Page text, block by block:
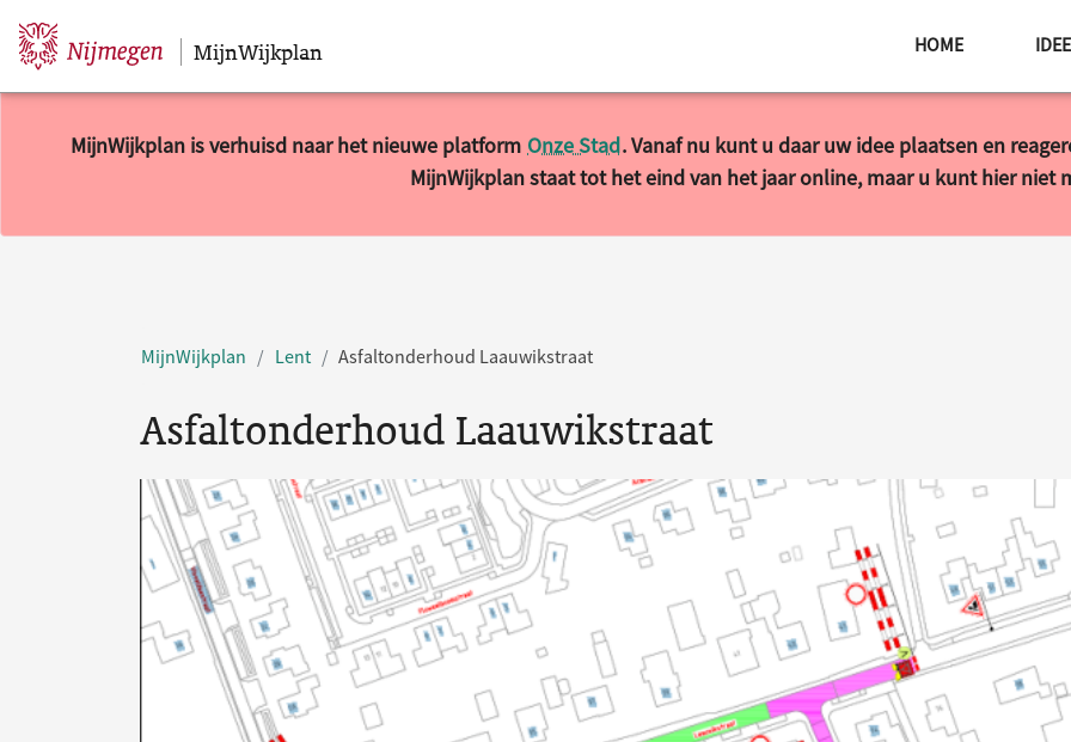
Sla navigatie over MijnWijkplan HOME
MijnWijkplan is verhuisd naar het nieuwe platform Onze Stad. Vanaf nu kunt u daar uw idee plaatsen en
MijnWijkplan staat tot het eind van het jaar online, maar u kunt hier niet
MijnWijkplan Lent Asfaltonderhoud Laauwikstraat
Asfaltonderhoud Laauwikstraat